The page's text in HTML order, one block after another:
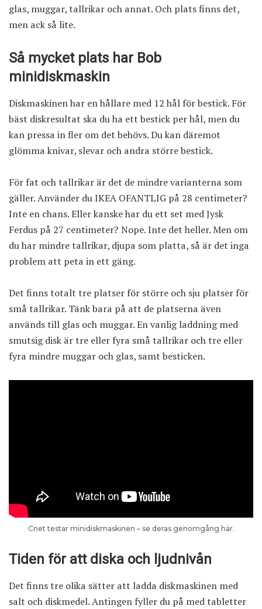
glas, muggar, tallrikar och annat. Och plats finns det,
men ack så lite.
Så mycket plats har Bob
minidiskmaskin
Diskmaskinen har en hållare med 12 hål för bestick. För
bäst diskresultat ska du ha ett bestick per hål, men du
kan pressa in fler om det behövs. Du kan däremot
glömma knivar, slevar och andra större bestick.
För fat och tallrikar är det de mindre varianterna som
gäller. Använder du IKEA OFANTLIG på 28 centimeter?
Inte en chans. Eller kanske har du ett set med Jysk
Ferdus på 27 centimeter? Nope. Inte det heller. Men om
du har mindre tallrikar, djupa som platta, så är det inga
problem att peta in ett gäng.
Det finns totalt tre platser för större och sju platser för
små tallrikar. Tänk bara på att de platserna även
används till glas och muggar. En vanlig laddning med
smutsig disk är tre eller fyra små tallrikar och tre eller
fyra mindre muggar och glas, samt besticken.
Cnet testar minidiskmaskinen – se deras genomgång här.
Tiden för att diska och ljudnivån
Det finns tre olika sätter att ladda diskmaskinen med
salt och diskmedel. Antingen fyller du på med tabletter